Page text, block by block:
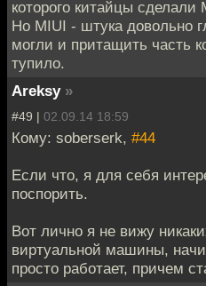
которого китайцы сделали
Но MIUI - штука довольно
могли и притащить часть
тупило.
Areksy »
#49 | 02.09.14 18:59
Кому: soberserk, #44
Если что, я для себя
поспорить.
Вот лично я не вижу
виртуальной машины,
просто работает, причем